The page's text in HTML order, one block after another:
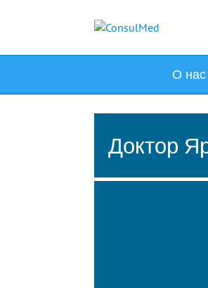
О нас
Доктор